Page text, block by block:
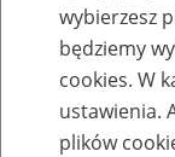
Nazwa zakładu
wybierzesz
będziemy
cookies. W
ustawienia.
plików